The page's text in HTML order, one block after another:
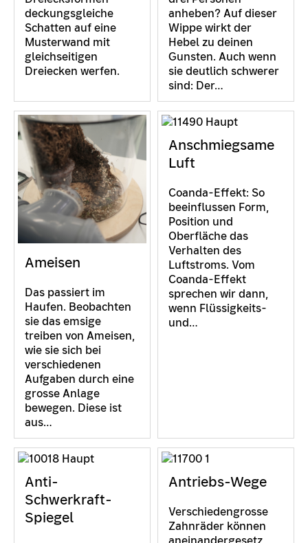
deckungsgleiche
Schatten auf eine
Musterwand mit
gleichseitigen
Dreiecken werfen.
anheben? Auf dieser
Wippe wirkt der
Hebel zu deinen
Gunsten. Auch wenn
sie deutlich schwerer
sind: Der…
Ameisen
Das passiert im
Haufen. Beobachten
sie das emsige
treiben von Ameisen,
wie sie sich bei
verschiedenen
Aufgaben durch eine
grosse Anlage
bewegen. Diese ist
aus…
Anschmiegsame
Luft
Coanda-Effekt: So
beeinflussen Form,
Position und
Oberfläche das
Verhalten des
Luftstroms. Vom
Coanda-Effekt
sprechen wir dann,
wenn Flüssigkeits-
und…
Anti-
Schwerkraft-
Spiegel
Antriebs-Wege
Verschiedengrosse
Zahnräder können